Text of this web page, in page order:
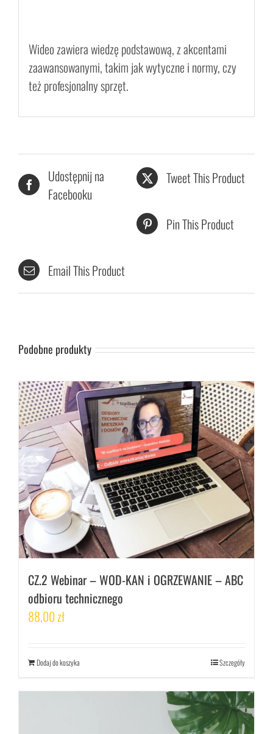
Wideo zawiera wiedzę podstawową, z akcentami
zaawansowanymi, takim jak wytyczne i normy, czy
też profesjonalny sprzęt.
Udostępnij na
Facebooku
Tweet This Product
Pin This Product
Email This Product
Podobne produkty
CZ.2 Webinar – WOD-KAN i OGRZEWANIE – ABC
odbioru technicznego
88,00zł
Dodaj do koszyka Szczegóły